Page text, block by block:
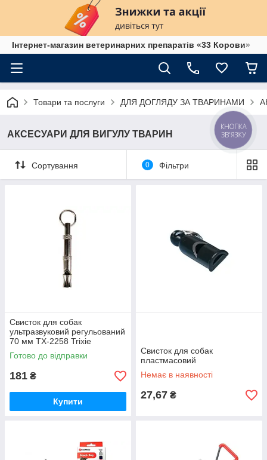
Інтернет-магазин ветеринарних препаратів «33 Корови»
Товари та послуги ДЛЯ ДОГЛЯДУ ЗА ТВАРИНАМИ
АКСЕСУАРИ ДЛЯ ВИГУЛУ ТВАРИН
Сортування 0 Фільтри
Свисток для собак
ультразвуковий регульований
70 мм ТХ-2258 Trixie
Готово до відправки
181 ₴
Купити
Свисток для собак
пластмасовий
Немає в наявності
27,67 ₴
КНОПКА
ЗВ'ЯЗКУ